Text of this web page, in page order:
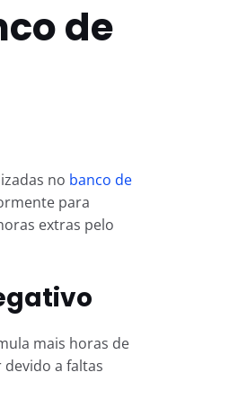
de
no banco de
para
extras pelo
mais horas de
a faltas